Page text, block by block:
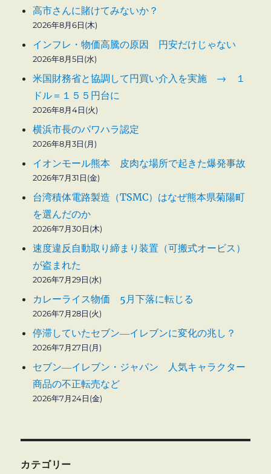
請
求
高市さんに賭けてみないか？
2026年8月6日(木)
インフレ・物価高騰の原因 円安だけじゃない
2026年8月5日(水)
米国財務省と協調して円買い介入を実施 → １
ドル＝１５５円台に
2026年8月4日(火)
横浜市長のパワハラ認定
2026年8月3日(月)
イオンモール熊本 皮肉な場所で起きた爆発事故
2026年7月31日(金)
台湾積体電路製造（TSMC）はなぜ熊本県菊陽町
を選んだのか
2026年7月30日(木)
速度違反自動取り締まり装置（可搬式オービス）
が盗まれた
2026年7月29日(水)
カレーライス物価 5月下落に転じる
2026年7月28日(火)
停滞していたセブン―イレブンに変化の兆し？
2026年7月27日(月)
セブン―イレブン・ジャパン 人気キャラクター
商品の不正転売など
2026年7月24日(金)
カテゴリー